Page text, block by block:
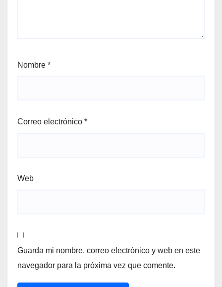
Nombre *
Correo electrónico *
Web
Guarda mi nombre, correo electrónico y web en este
navegador para la próxima vez que comente.